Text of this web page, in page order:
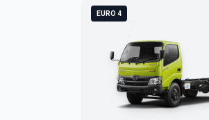
EURO 4